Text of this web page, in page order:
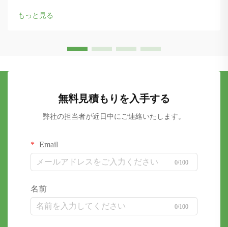
もっと見る
無料見積もりを入手する
弊社の担当者が近日中にご連絡いたします。
Email
0/100
名前
0/100